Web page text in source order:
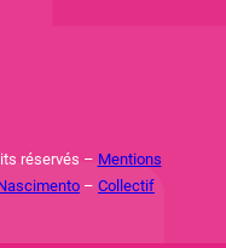
réservés – Mentions
– Collectif